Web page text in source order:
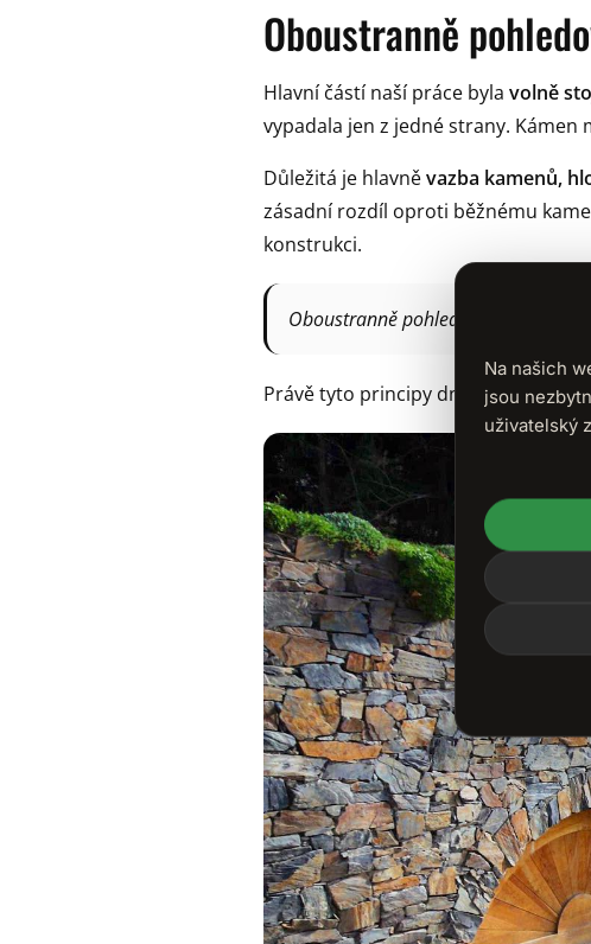
Na našich
jsou
uživatelský
Oboustranně
Hlavní částí naší práce byla volně
vypadala jen z jedné strany.
Důležitá je hlavněvazba kamenů,
zásadní rozdíl oproti běžnému
konstrukci.
Oboustranně pohledová zeď není
Právě tyto principy dnes učíme i na